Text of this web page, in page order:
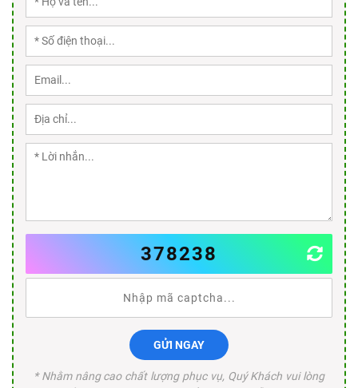
378238
GỬI NGAY
* Nhằm nâng cao chất lượng phục vụ, Quý Khách vui lòng